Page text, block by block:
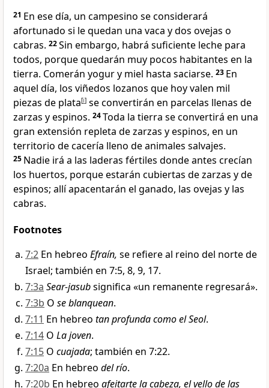
21 En ese día, un campesino se considerará
afortunado si le quedan una vaca y dos ovejas o
cabras. 22Sin embargo, habrá suficiente leche para
todos, porque quedarán muy pocos habitantes en la
tierra. Comerán yogur y miel hasta saciarse. 23 En
aquel día, los viñedos lozanos que hoy valen mil
piezas de plata[i] se convertirán en parcelas llenas de
zarzas y espinos. 24Toda la tierra se convertirá en una
gran extensión repleta de zarzas y espinos, en un
territorio de cacería lleno de animales salvajes.
25 Nadie irá a las laderas fértiles donde antes crecían
los huertos, porque estarán cubiertas de zarzas y de
espinos; allí apacentarán el ganado, las ovejas y las
cabras.
Footnotes
7:2 En hebreo Efraín, se refiere al reino del norte de
Israel; también en 7:5, 8, 9, 17.
7:3a Sear-jasubsignifica «un remanente regresará».
7:3b O se blanquean.
7:11 En hebreo tan profunda como el Seol.
7:14 O La joven.
7:15 O cuajada; también en 7:22.
7:20a En hebreo del río.
7:20b En hebreo afeitarte la cabeza, el vello de las